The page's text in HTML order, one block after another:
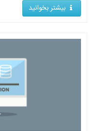
بیشتر بخوانید